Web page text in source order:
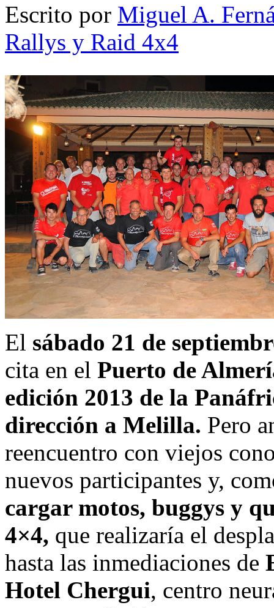
Escrito por Miguel A.
Rallys y Raid 4x4
El sábado 21 de
cita en el Puerto de
edición 2013 de la
dirección a Melilla. Pero
reencuentro con viejos
nuevos participantes y,
cargar motos, buggys y
4×4, que realizaría el
hasta las inmediaciones de
Hotel Chergui, centro